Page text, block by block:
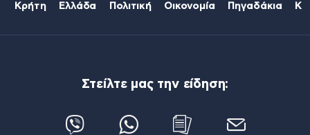
Κρήτη Ελλάδα Πολιτική Οικονομία Πηγαδάκια
Στείλτε μας την είδηση: